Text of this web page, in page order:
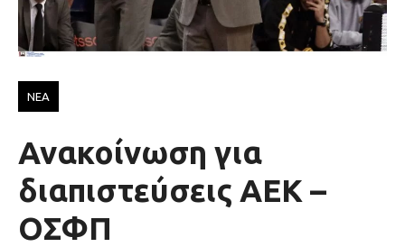
ΝΕΑ
Ανακοίνωση για
διαπιστεύσεις ΑΕΚ –
ΟΣΦΠ